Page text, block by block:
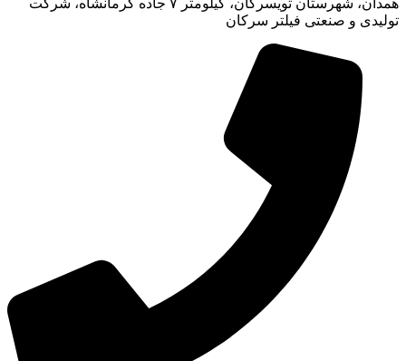
همدان، شهرستان تویسرکان، کیلومتر ۷ جاده کرمانشاه، شرکت
تولیدی و صنعتی فیلتر سرکان